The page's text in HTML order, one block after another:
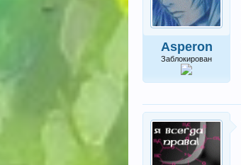
Asperon
Заблокирован